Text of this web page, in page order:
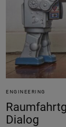
ENGINEERING
Dialog